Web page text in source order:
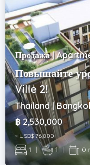
Продажа |
Повышайте
Ville 2!
Thailand |
฿ 2,530,000
~ USD$ 76,000
1 | 1 | 0